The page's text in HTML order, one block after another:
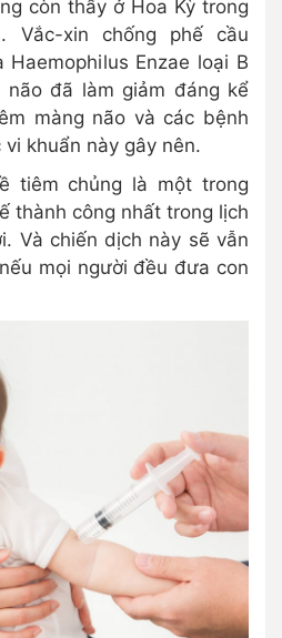
còn thấy ở Hoa Kỳ trong
Vắc-xin chống phế cầu
Enzae loại B
não đã làm giảm đáng kể
màng não và các bệnh
khuẩn này gây nên.
tiêm chủng là một trong
thành công nhất trong lịch
Và chiến dịch này sẽ vẫn
mọi người đều đưa con